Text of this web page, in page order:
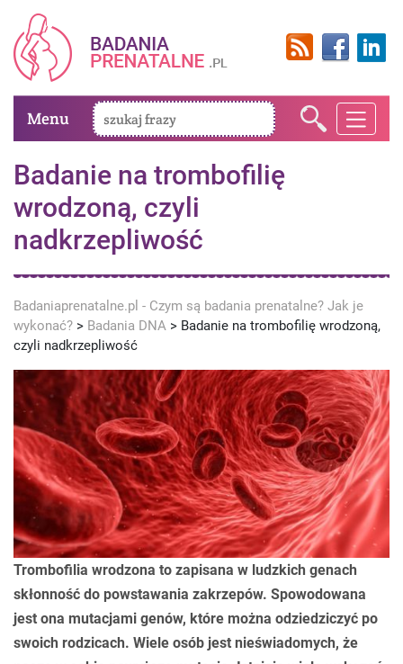
Menu
Badanie na trombofilię
wrodzoną, czyli
nadkrzepliwość
Badaniaprenatalne.pl - Czym są badania prenatalne? Jak je
wykonać? > Badania DNA > Badanie na trombofilię wrodzoną,
czyli nadkrzepliwość
Trombofilia wrodzona to zapisana w ludzkich genach
skłonność do powstawania zakrzepów. Spowodowana
jest ona mutacjami genów, które można odziedziczyć po
swoich rodzicach. Wiele osób jest nieświadomych, że